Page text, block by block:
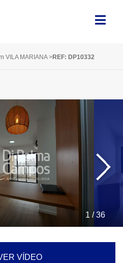
VILA MARIANA >REF: DP10332
›
1 / 36
VÍDEO